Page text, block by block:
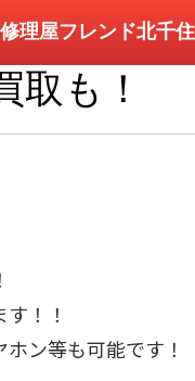
理屋フレンド北千
取も！
！！
ン等も可能です！